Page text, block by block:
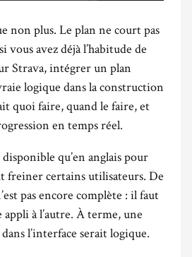
non plus. Le plan ne court pas
vous avez déjà l’habitude de
Strava, intégrer un plan
logique dans la construction
quoi faire, quand le faire, et
en temps réel.
disponible qu’en anglais pour
freiner certains utilisateurs. De
pas encore complète : il faut
appli à l’autre. À terme, une
l’interface serait logique.